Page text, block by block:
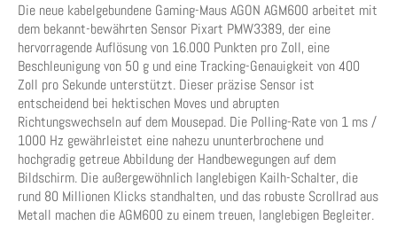
Die neue kabelgebundene Gaming-Maus AGON AGM600 arbeitet mit
dem bekannt-bewährten Sensor Pixart PMW3389, der eine
hervorragende Auflösung von 16.000 Punkten pro Zoll, eine
Beschleunigung von 50 g und eine Tracking-Genauigkeit von 400
Zoll pro Sekunde unterstützt. Dieser präzise Sensor ist
entscheidend bei hektischen Moves und abrupten
Richtungswechseln auf dem Mousepad. Die Polling-Rate von 1 ms /
1000 Hz gewährleistet eine nahezu ununterbrochene und
hochgradig getreue Abbildung der Handbewegungen auf dem
Bildschirm. Die außergewöhnlich langlebigen Kailh-Schalter, die
rund 80 Millionen Klicks standhalten, und das robuste Scrollrad aus
Metall machen die AGM600 zu einem treuen, langlebigen Begleiter.